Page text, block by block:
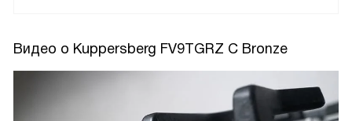
Видео о Kuppersberg FV9TGRZ C Bronze